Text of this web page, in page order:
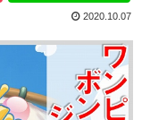
2020.10.07